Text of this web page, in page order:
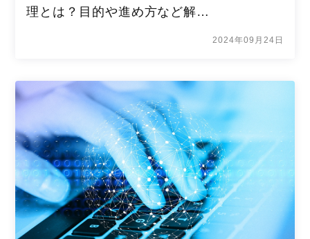
理とは？目的や進め方など解…
2024年09月24日